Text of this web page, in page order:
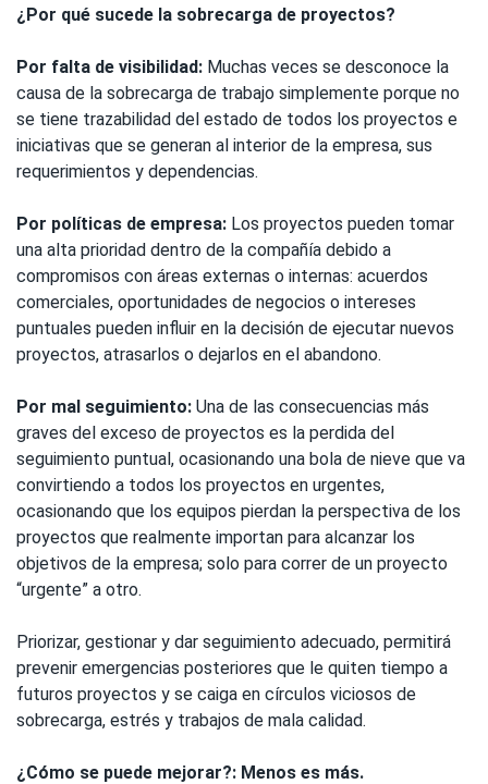
¿Por qué sucede la sobrecarga de proyectos?
Por falta de visibilidad: Muchas veces se desconoce la
causa de la sobrecarga de trabajo simplemente porque no
se tiene trazabilidad del estado de todos los proyectos e
iniciativas que se generan al interior de la empresa, sus
requerimientos y dependencias.
Por políticas de empresa: Los proyectos pueden tomar
una alta prioridad dentro de la compañía debido a
compromisos con áreas externas o internas: acuerdos
comerciales, oportunidades de negocios o intereses
puntuales pueden influir en la decisión de ejecutar nuevos
proyectos, atrasarlos o dejarlos en el abandono.
Por mal seguimiento: Una de las consecuencias más
graves del exceso de proyectos es la perdida del
seguimiento puntual, ocasionando una bola de nieve que va
convirtiendo a todos los proyectos en urgentes,
ocasionando que los equipos pierdan la perspectiva de los
proyectos que realmente importan para alcanzar los
objetivos de la empresa; solo para correr de un proyecto
“urgente” a otro.
Priorizar, gestionar y dar seguimiento adecuado, permitirá
prevenir emergencias posteriores que le quiten tiempo a
futuros proyectos y se caiga en círculos viciosos de
sobrecarga, estrés y trabajos de mala calidad.
¿Cómo se puede mejorar?: Menos es más.